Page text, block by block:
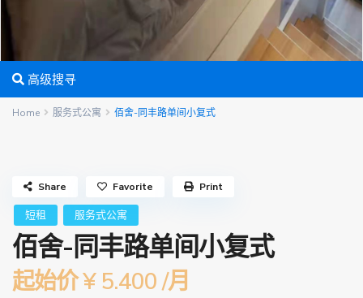
高级搜寻
Home 服务式公寓 佰舍-同丰路单间小复式
短租 服务式公寓
佰舍-同丰路单间小复式
起始价¥ 5.400/月
Share Favorite Print